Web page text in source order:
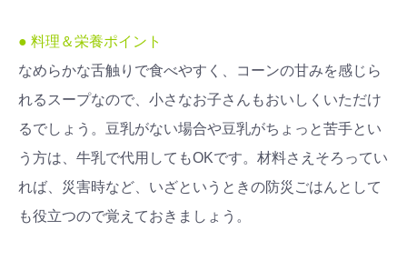
● 料理＆栄養ポイント
なめらかな舌触りで食べやすく、コーンの甘みを感じら
れるスープなので、小さなお子さんもおいしくいただけ
るでしょう。豆乳がない場合や豆乳がちょっと苦手とい
う方は、牛乳で代用してもOKです。材料さえそろってい
れば、災害時など、いざというときの防災ごはんとして
も役立つので覚えておきましょう。